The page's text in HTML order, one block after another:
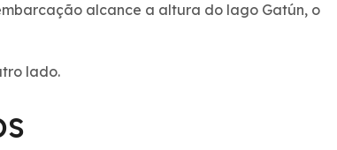
alcance a altura do lago Gatún, o
lado.